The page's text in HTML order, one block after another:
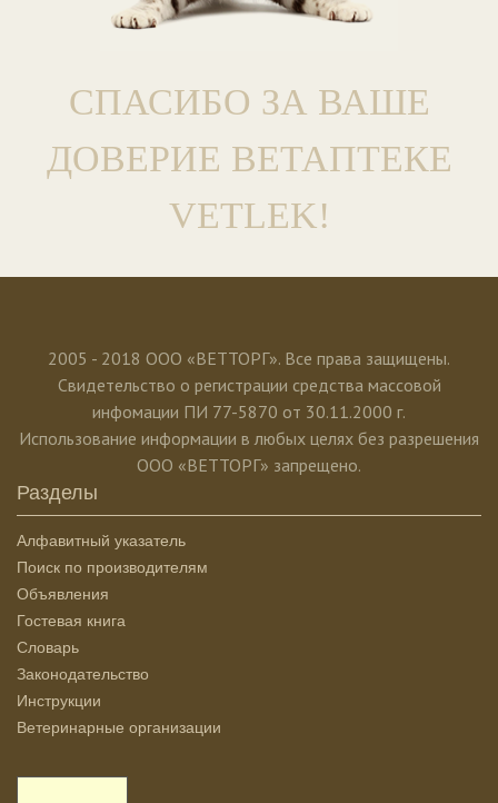
СПАСИБО ЗА ВАШЕ
ДОВЕРИЕ ВЕТАПТЕКЕ
VETLEK!
2005 - 2018 ООО «ВЕТТОРГ». Все права защищены.
Свидетельство о регистрации средства массовой
инфомации ПИ 77-5870 от 30.11.2000 г.
Использование информации в любых целях без разрешения
ООО «ВЕТТОРГ» запрещено.
Разделы
Алфавитный указатель
Поиск по производителям
Объявления
Гостевая книга
Словарь
Законодательство
Инструкции
Ветеринарные организации